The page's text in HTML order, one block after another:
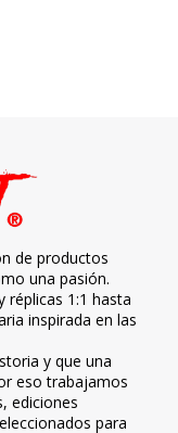
de productos
una pasión.
réplicas 1:1 hasta
inspirada en las
y que una
eso trabajamos
ediciones
para